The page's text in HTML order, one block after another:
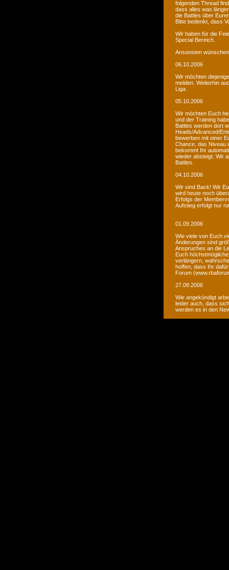
folgenden Thread
dass alles was
die Battles über
Bitte bedenkt, dass
Wir haben für die
Special Bereich.
Ansonsten
06.10.2006
Wir möchten
melden. Weiterhin
Liga.
05.10.2006
Wir möchten Euch
und der Training
Battles werden dort
Heads/Advanced/
bewerben mit einer
Chance, das Niveau
bekommt Ihr
wieder absteigt. Wir
Battles.
04.10.2006
Wir sind Back! Wir
wird heute noch
Erfolgs der
Aufstieg erfolgt nur
01.09.2006
Wie viele von Euch
Änderungen sind
Anspruches an die
Euch
verlängern,
hoffen, dass Ihr
Forum
27.08.2006
Wie angekündigt
leider auch, dass
werden es in den